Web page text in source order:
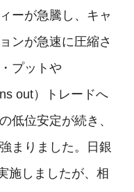
ーが急騰し、キャ
ンが急速に圧縮さ
プットや
out）トレードへ
低位安定が続き、
まりました。日銀
施しましたが、相